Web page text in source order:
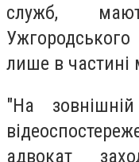
служб,
лише в частині
"На
адвокат